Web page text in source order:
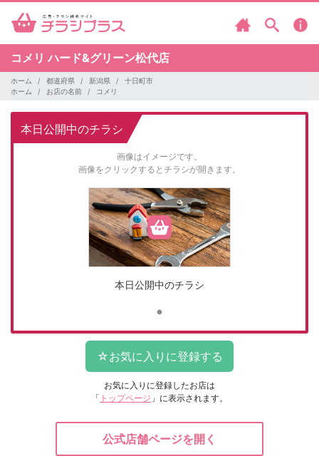
コメリハード&グリーン松代店
ホーム 都道府県 新潟県
十日町市
ホーム
お店の名前 コメリ
本日公開中のチラシ
画像はイメージです。
画像をクリックするとチラシが開きます。
本日公開中のチラシ
お気に入りに登録したお店は
「 トップページ 」に表示されます。
公式店舗ページを開く